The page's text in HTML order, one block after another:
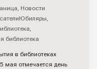
, Новости
,
,
библиотека
в библиотеках
мая отмечается день